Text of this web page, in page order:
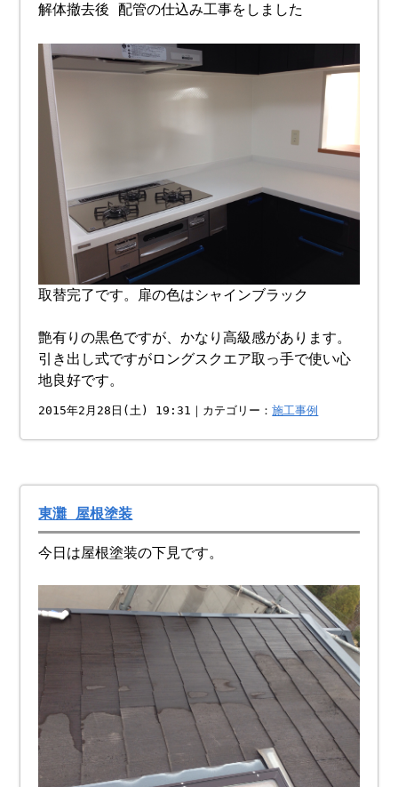
解体撤去後 配管の仕込み工事をしました
取替完了です。扉の色はシャインブラック
艶有りの黒色ですが、かなり高級感があります。
引き出し式ですがロングスクエア取っ手で使い心
地良好です。
2015年2月28日(土) 19:31｜カテゴリー：施工事例
東灘 屋根塗装
今日は屋根塗装の下見です。